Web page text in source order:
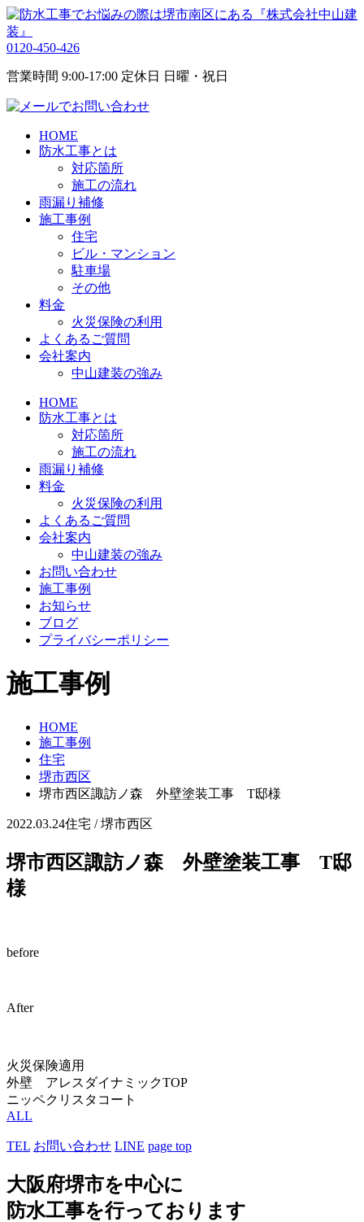
0120-450-426
営業時間 9:00-17:00 定休日 日曜・祝日
HOME
防水工事とは
対応箇所
施工の流れ
雨漏り補修
施工事例
住宅
ビル・マンション
駐車場
その他
料金
火災保険の利用
よくあるご質問
会社案内
中山建装の強み
HOME
防水工事とは
対応箇所
施工の流れ
雨漏り補修
料金
火災保険の利用
よくあるご質問
会社案内
中山建装の強み
お問い合わせ
施工事例
お知らせ
ブログ
プライバシーポリシー
施工事例
HOME
施工事例
住宅
堺市西区
堺市西区諏訪ノ森 外壁塗装工事 T邸様
2022.03.24住宅 / 堺市西区
堺市西区諏訪ノ森 外壁塗装工事 T邸
様
before
After
火災保険適用
外壁 アレスダイナミックTOP
ニッペクリスタコート
ALL
TEL お問い合わせ LINE page top
大阪府堺市を中心に
防水工事を行っております